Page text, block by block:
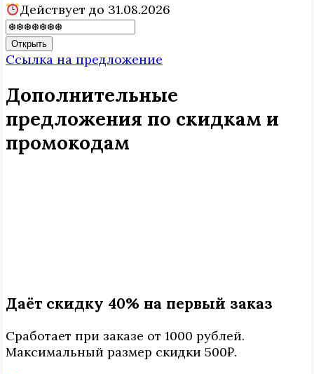
Действует до 31.08.2026
Открыть
Ссылка на предложение
Дополнительные
предложения по скидкам и
промокодам
Даёт скидку 40% на первый заказ
Сработает при заказе от 1000 рублей.
Максимальный размер скидки 500₽.